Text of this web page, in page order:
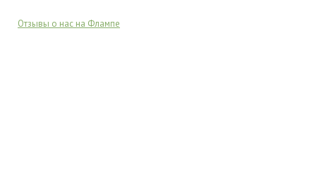
Отзывы о нас на Флампе